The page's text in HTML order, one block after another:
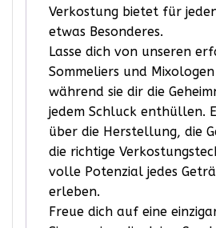
Verkostung bietet für
etwas Besonderes.
Lasse dich von unseren
Sommeliers und
während sie dir die
jedem Schluck enthüllen.
über die Herstellung, die
die richtige
volle Potenzial jedes
erleben.
Freue dich auf eine